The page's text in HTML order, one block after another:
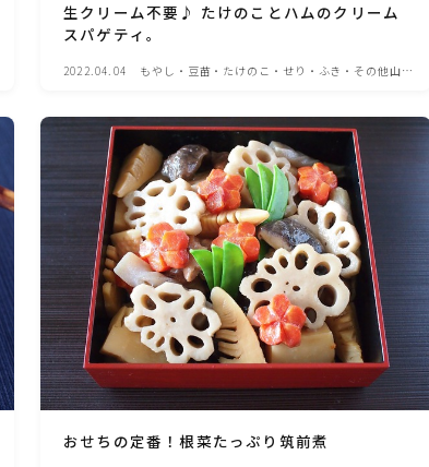
・カリフラワー・パプ
菜・ほうれん草・レタ
コーン・いんげん・そ
)
・アボカド・青梗菜・
)
ぼう・かぶ・大根・れ
生クリーム不要♪ たけのことハムのクリーム
スパゲティ。
2022.04.04
もやし・豆苗・たけのこ・せり・ふき・その他山菜
おせちの定番！根菜たっぷり筑前煮